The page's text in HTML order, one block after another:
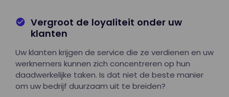
Vergroot de loyaliteit onder uw
klanten
Uw klanten krijgen de service die ze verdienen en uw
werknemers kunnen zich concentreren op hun
daadwerkelijke taken. Is dat niet de beste manier
om uw bedrijf duurzaam uit te breiden?